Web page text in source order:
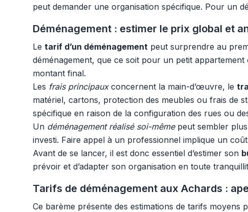
peut demander une organisation spécifique. Pour un
Déménagement : estimer le prix global et
Le tarif d’un déménagement peut surprendre au
déménagement, que ce soit pour un petit
montant final.
Les frais principauxconcernent la main-d’œuvre, le
matériel, cartons, protection des meubles ou frais de
spécifique en raison de la configuration des rues ou
Un déménagement réalisé soi-mêmepeut sembler
investi. Faire appel à un professionnel implique un
Avant de se lancer, il est donc essentiel d’estimer son
prévoir et d’adapter son organisation en toute
Tarifs de déménagement aux Achards :
Ce barème présente des estimations de tarifs moyens